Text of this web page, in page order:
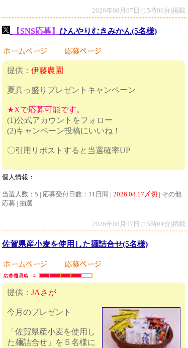
2026年08月07日 (15時06分)掲載
【SNS応募】 ひんやりむきみかん(5名様)
提供： 伊藤農園
夏真っ盛りプレゼントキャンペーン
★Xで応募可能です。
(1)公式アカウントをフォロー
(2)キャンペーン投稿にいいね！
〇引用リポストすると当選確率UP
個人情報：
当選人数：5 | 応募受付日数：11日間 | 2026.08.17〆切 | その他
応募 | 抽選
2026年08月07日 (15時04分)掲載
佐賀県産小麦を使用した麺詰合せ(5名様)
提供： JAさが
今月のプレゼント
「佐賀県産小麦を使用し
た麺詰合せ」を５名様に